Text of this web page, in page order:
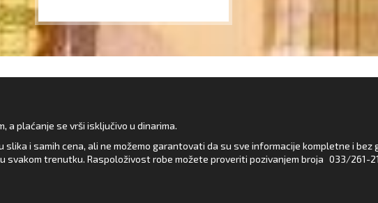
a plaćanje se vrši isključivo u dinarima.
i samih cena, ali ne možemo garantovati da su sve informacije kompletne i bez
svakom trenutku. Raspoloživost robe možete proveriti pozivanjem broja 033/261-